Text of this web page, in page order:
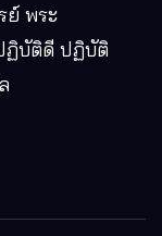
ย์ พระ
ฏิบัติดี ปฏิบัติ